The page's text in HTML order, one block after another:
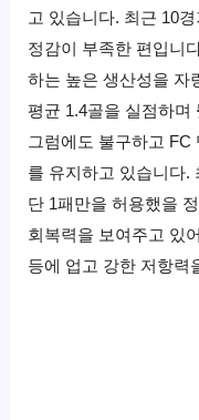
고 있습니다. 최근 10
정감이 부족한 편입니
하는 높은 생산성을 자
평균 1.4골을 실점하며
그럼에도 불구하고 FC
를 유지하고 있습니다.
단 1패만을 허용했을
회복력을 보여주고 있
등에 업고 강한 저항력